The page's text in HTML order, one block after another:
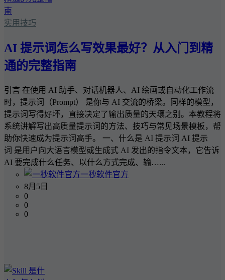
实用技巧
AI 提示词怎么写效果最好？从入门到精
通的完整指南
引言 在使用 AI 助手、对话机器人、AI 绘画或自动化工作流
时，提示词（Prompt） 是你与 AI 交流的桥梁。同样的模型，
提示词写得好坏，直接决定了输出质量的天壤之别。本教程将
系统讲解写出高质量提示词的方法、技巧与常见场景模板，帮
助你快速成为提示词高手。 一、什么是 AI 提示词 AI 提示
词 是用户向大语言模型或生成式 AI 发出的指令文本，它告诉
AI 要完成什么任务、以什么方式完成、输…...
一秒软件官方
8月5日
0
0
0